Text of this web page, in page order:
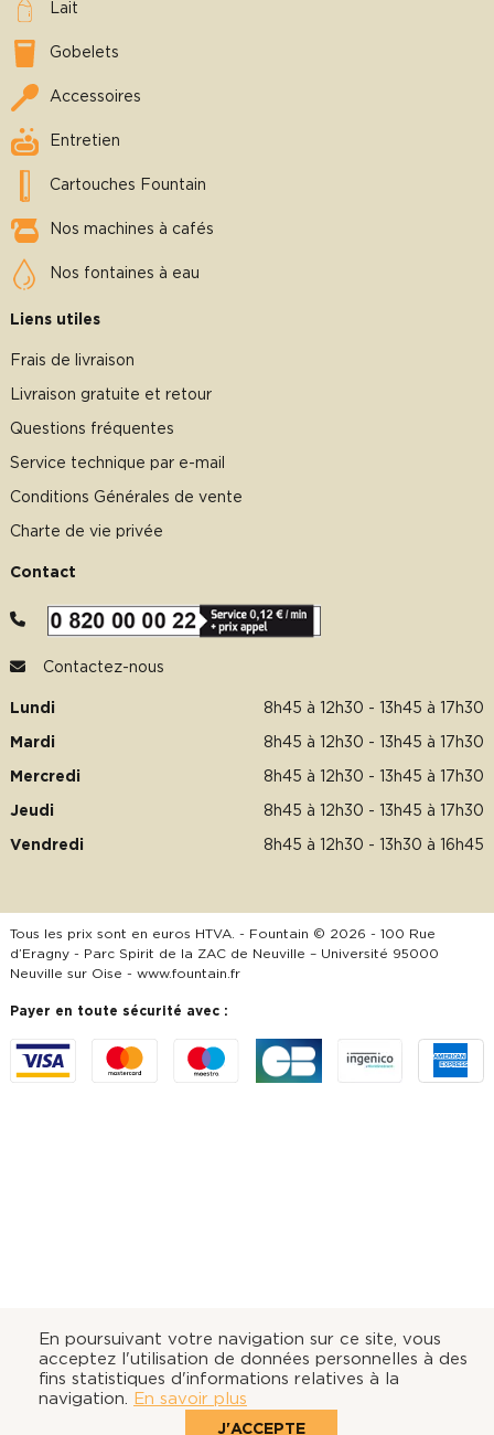
En poursuivant votre navigation sur ce site, vous
acceptez l'utilisation de données personnelles à des
fins statistiques d'informations relatives à la
navigation. En savoir plus
J'ACCEPTE
Lait
Gobelets
Accessoires
Entretien
Cartouches Fountain
Nos machines à cafés
Nos fontaines à eau
Liens utiles
Frais de livraison
Livraison gratuite et retour
Questions fréquentes
Service technique par e-mail
Conditions Générales de vente
Charte de vie privée
Contact
Contactez-nous
Lundi 8h45 à 12h30 - 13h45 à 17h30
Mardi 8h45 à 12h30 - 13h45 à 17h30
Mercredi 8h45 à 12h30 - 13h45 à 17h30
Jeudi 8h45 à 12h30 - 13h45 à 17h30
Vendredi 8h45 à 12h30 - 13h30 à 16h45
Tous les prix sont en euros HTVA. - Fountain © 2026 - 100 Rue
d’Eragny - Parc Spirit de la ZAC de Neuville – Université 95000
Neuville sur Oise - www.fountain.fr
Payer en toute sécurité avec :